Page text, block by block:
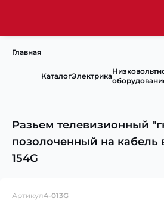
Главная
КаталогЭлектрика
Разьем телевизионный
позолоченный на кабель
154G
Артикул4-013G